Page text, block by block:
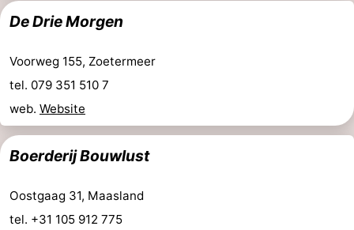
Zee
Zuid-
Amsterdam
-
Zandvoort
Hollande-
Méridionale
-
Leiden
Bollenstreek
Nature
-
De Drie Morgen
Voorweg 155, Zoetermeer
tel. 079 351 510 7
web. Website
Boerderij Bouwlust
Oostgaag 31, Maasland
tel. +31 105 912 775